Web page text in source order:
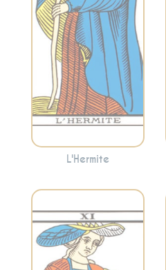
L’Hermite invite
souvent à se retirer
temporairement
pour trouver des
réponses à
l’intérieur.
L'Hermite
Symbolise la force
intérieure, le